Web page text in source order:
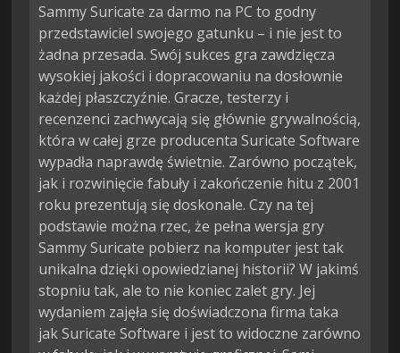
Sammy Suricate za darmo na PC to godny
przedstawiciel swojego gatunku – i nie jest to
żadna przesada. Swój sukces gra zawdzięcza
wysokiej jakości i dopracowaniu na dosłownie
każdej płaszczyźnie. Gracze, testerzy i
recenzenci zachwycają się głównie grywalnością,
która w całej grze producenta Suricate Software
wypadła naprawdę świetnie. Zarówno początek,
jak i rozwinięcie fabuły i zakończenie hitu z 2001
roku prezentują się doskonale. Czy na tej
podstawie można rzec, że pełna wersja gry
Sammy Suricate pobierz na komputer jest tak
unikalna dzięki opowiedzianej historii? W jakimś
stopniu tak, ale to nie koniec zalet gry. Jej
wydaniem zajęła się doświadczona firma taka
jak Suricate Software i jest to widoczne zarówno